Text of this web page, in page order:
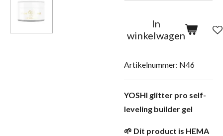
In
winkelwagen
Artikelnummer: N46
YOSHI glitter pro self-
leveling builder gel
🌱 Dit product is HEMA